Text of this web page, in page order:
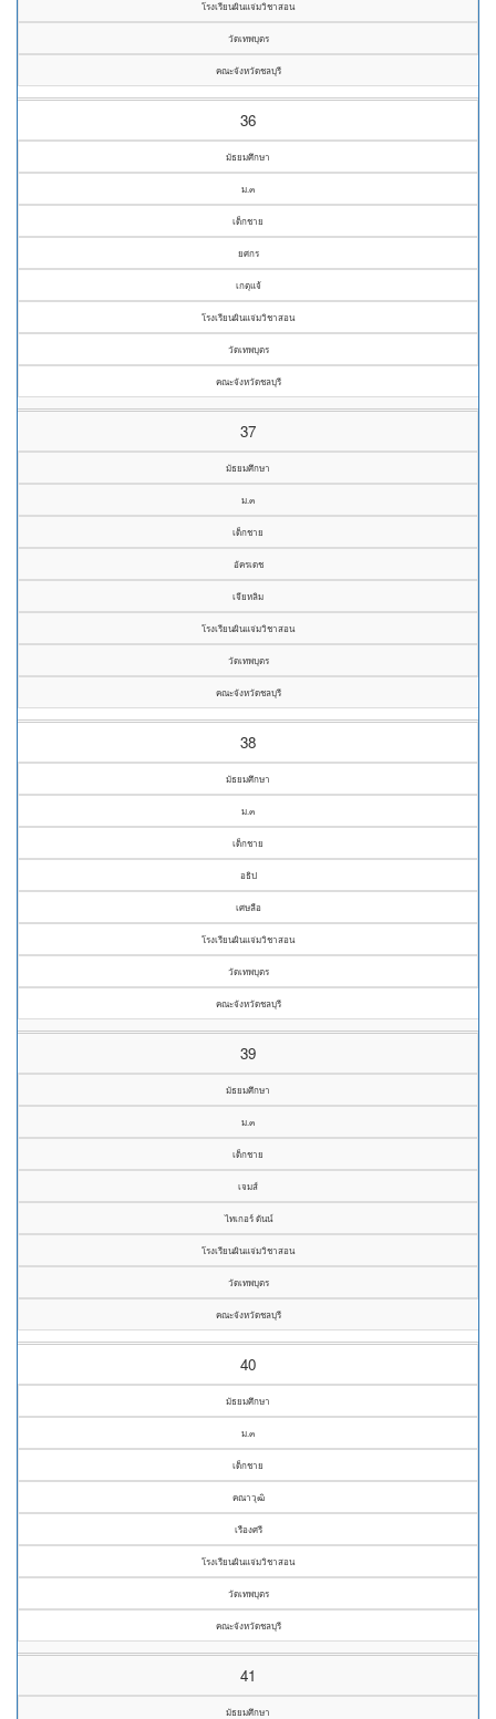
โรงเรียนผินแจ่มวิชาสอน
วัดเทพบุตร
คณะจังหวัดชลบุรี
36
มัธยมศึกษา
ม.๓
เด็กชาย
ยศกร
เกตุแจ้
โรงเรียนผินแจ่มวิชาสอน
วัดเทพบุตร
คณะจังหวัดชลบุรี
37
มัธยมศึกษา
ม.๓
เด็กชาย
อัครเดช
เจียหลิม
โรงเรียนผินแจ่มวิชาสอน
วัดเทพบุตร
คณะจังหวัดชลบุรี
38
มัธยมศึกษา
ม.๓
เด็กชาย
อธิป
เศษลือ
โรงเรียนผินแจ่มวิชาสอน
วัดเทพบุตร
คณะจังหวัดชลบุรี
39
มัธยมศึกษา
ม.๓
เด็กชาย
เจมส์
ไทเกอร์ ดันน์
โรงเรียนผินแจ่มวิชาสอน
วัดเทพบุตร
คณะจังหวัดชลบุรี
40
มัธยมศึกษา
ม.๓
เด็กชาย
คณาวุฒิ
เรืองศรี
โรงเรียนผินแจ่มวิชาสอน
วัดเทพบุตร
คณะจังหวัดชลบุรี
41
มัธยมศึกษา